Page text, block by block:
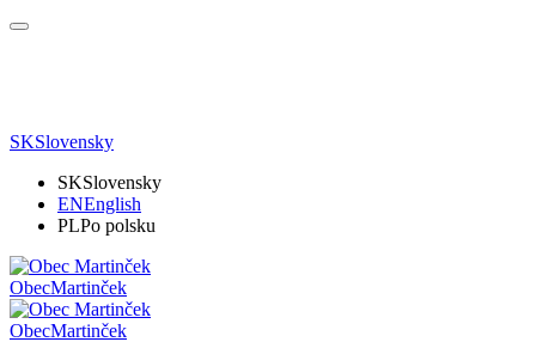
SKSlovensky
SKSlovensky
ENEnglish
PLPo polsku
ObecMartinček
ObecMartinček